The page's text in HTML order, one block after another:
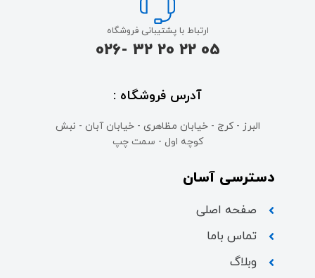
ارتباط با پشتیبانی فروشگاه
05 22 20 32 -026
آدرس فروشگاه :
البرز - کرج - خیابان مظاهری - خیابان آبان - نبش
کوچه اول - سمت چپ
دسترسی آسان
صفحه اصلی
تماس باما
وبلاگ